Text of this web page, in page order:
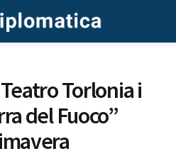
Torlonia i
del Fuoco”